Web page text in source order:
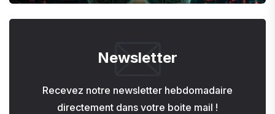
Newsletter
Recevez notre newsletter hebdomadaire
directement dans votre boite mail !